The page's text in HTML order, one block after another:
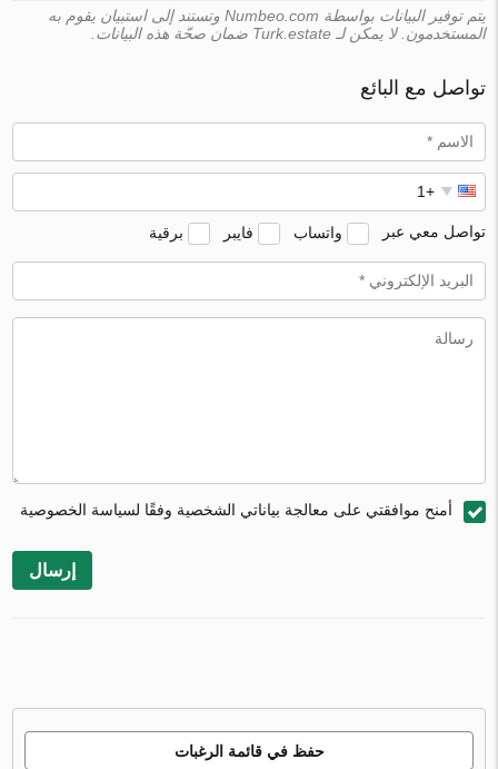
يتم توفير البيانات بواسطة Numbeo.com وتستند إلى استبيان يقوم به
المستخدمون. لا يمكن لـ Turk.estate ضمان صحّة هذه البيانات.
تواصل مع البائع
تواصل معي عبر واتساب فايبر برقية
أمنح موافقتي على معالجة بياناتي الشخصية وفقًا لسياسة الخصوصية
إرسال
حفظ في قائمة الرغبات